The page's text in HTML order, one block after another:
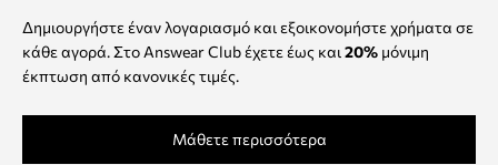
Δημιουργήστε έναν λογαριασμό και εξοικονομήστε χρήματα σε
κάθε αγορά. Στο Answear Club έχετε έως και 20% μόνιμη
έκπτωση από κανονικές τιμές.
Μάθετε περισσότερα